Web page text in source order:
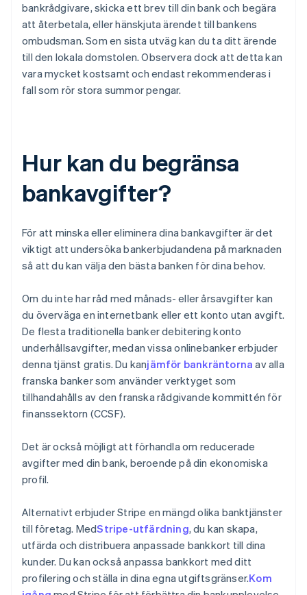
bankrådgivare, skicka ett brev till din bank och begära
att återbetala, eller hänskjuta ärendet till bankens
ombudsman. Som en sista utväg kan du ta ditt ärende
till den lokala domstolen. Observera dock att detta kan
vara mycket kostsamt och endast rekommenderas i
fall som rör stora summor pengar.
Hur kan du begränsa
bankavgifter?
För att minska eller eliminera dina bankavgifter är det
viktigt att undersöka bankerbjudandena på marknaden
så att du kan välja den bästa banken för dina behov.
Om du inte har råd med månads- eller årsavgifter kan
du överväga en internetbank eller ett konto utan avgift.
De flesta traditionella banker debitering konto
underhållsavgifter, medan vissa onlinebanker erbjuder
denna tjänst gratis. Du kanjämför bankräntorna av alla
franska banker som använder verktyget som
tillhandahålls av den franska rådgivande kommittén för
finanssektorn (CCSF).
Det är också möjligt att förhandla om reducerade
avgifter med din bank, beroende på din ekonomiska
profil.
Alternativt erbjuder Stripe en mängd olika banktjänster
till företag. MedStripe-utfärdning, du kan skapa,
utfärda och distribuera anpassade bankkort till dina
kunder. Du kan också anpassa bankkort med ditt
profilering och ställa in dina egna utgiftsgränser.Kom